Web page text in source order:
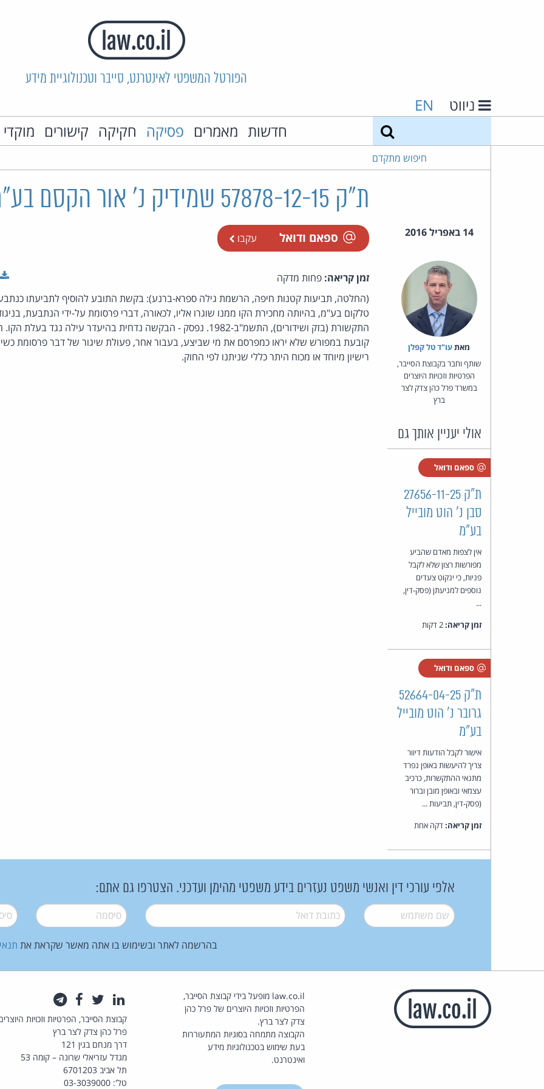
הפורטל המשפטי לאינטרנט, סייבר וטכנולוגיית מידע
ניווט EN
חדשות מאמרים פסיקה חקיקה קישורים
חיפוש מתקדם
ת"ק 57878-12-15 שמידיק נ' אור הקסם בע"מ
14 באפריל 2016 ספאם ודואל עקבו
מאת‏עו"ד טל קפלן
שותף וחבר בקבוצת הסייבר,
הפרטיות וזכויות היוצרים
במשרד פרל כהן צדק לצר
ברץ
אולי יעניין אותך גם
ספאם ודואל
ת"ק 27656-11-25
סבן נ' הוט מובייל
בע"מ
אין לצפות מאדם שהביע
מפורשות רצון שלא לקבל
פניות, כי ינקוט צעדים
נוספים למניעתן (פסק-דין,
...
זמן קריאה:
ספאם ודואל
ת"ק 52664-04-25
גרובר נ' הוט מובייל
בע"מ
אישור לקבל הודעות דיוור
צריך להיעשות באופן נפרד
מתנאי ההתקשרות, כרכיב
עצמאי ובאופן מובן וברור
(פסק-דין, תביעות ...
זמן קריאה:דקה אחת
זמן קריאה: פחות מדקה
התקשורת (בזק ושידורים), התשמ"ב-1982. נפסק - הבקשה נדחית בהיעדר עילה
קובעת במפורש שלא יראו כמפרסם את מי שביצע, בעבור אחר, פעולת שיגור של דבר פרסומת
רישיון מיוחד או מכוח היתר כללי שניתנו לפי החוק.
אלפי עורכי דין ואנשי משפט נעזרים בידע משפטי מהימן ועדכני. הצטרפו גם אתם:
שם משתמש* דואל* סיסמה*
בהרשמה לאתר ובשימוש בו אתה מאשר שקראת את
law.co.il מופעל בידי קבוצת הסייבר,
הפרטיות וזכויות היוצרים של פרל כהן
צדק לצר ברץ.
הקבוצה מתמחה בסוגיות המתעוררות
בעת שימוש בטכנולוגיות מידע
ואינטרנט.
לינקדאין
טוויטרפייסבוק
קבוצת הסייבר, הפרטיות וזכויות
פרל כהן צדק לצר ברץ
דרך מנחם בגין 121
מגדל עזריאלי שרונה – קומה 53
תל אביב 6701203
טל': 03-3039000